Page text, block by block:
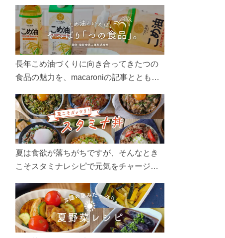
長年こめ油づくりに向き合ってきたつの
食品の魅力を、macaroniの記事とともに
ん、製造現場や品質へのこだわりまで。
こめ油をもっと好きになるコンテンツを
ぜひお楽しみください。
夏は食欲が落ちがちですが、そんなとき
こそスタミナレシピで元気をチャージ！
リ食べて、夏バテを吹き飛ばしましょ
う！